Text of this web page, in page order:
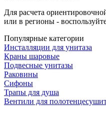
Для расчета
или в регионы -
Популярные категории
Инсталляции для унитаза
Краны шаровые
Подвесные унитазы
Раковины
Сифоны
Трапы для душа
Вентили для